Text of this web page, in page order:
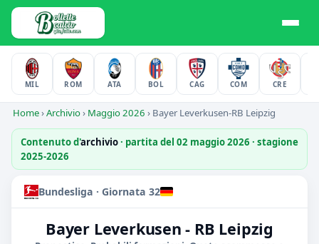
MIL ROM ATA BOL CAG COM CRE
Home›Archivio› Maggio 2026 › Bayer Leverkusen-RB Leipzig
Contenuto d'archivio· partita del 02 maggio 2026 · stagione
2025-2026
Bundesliga · Giornata 32
Bayer Leverkusen - RB Leipzig